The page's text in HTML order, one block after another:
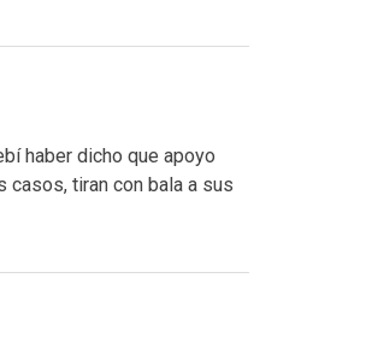
haber dicho que apoyo
tiran con bala a sus